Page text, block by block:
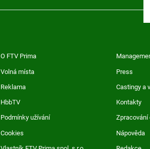
O FTV Prima
Volná místa Press
Reklama Castingy a
HbbTV Kontakty
Podmínky užívání Zpracování
Cookies Nápověda